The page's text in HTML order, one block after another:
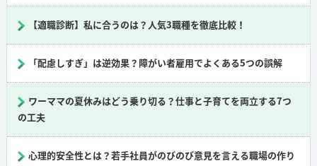
【適職診断】私に合うのは？人気3職種を徹底比較！
「配慮しすぎ」は逆効果？障がい者雇用でよくある5つの誤解
ワーママの夏休みはどう乗り切る？仕事と子育てを両立する7つ
の工夫
心理的安全性とは？若手社員がのびのび意見を言える職場の作り